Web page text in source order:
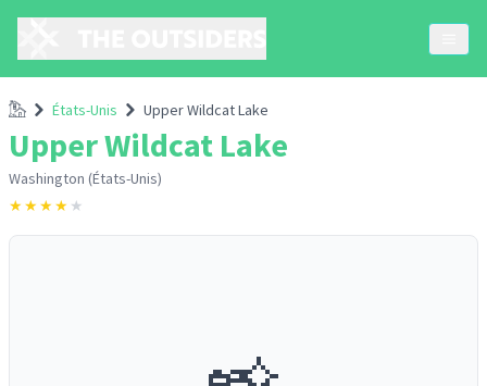
AccueilÉtats-Unis Upper Wildcat Lake
Upper Wildcat Lake
Washington (États-Unis)
★★★★ ★